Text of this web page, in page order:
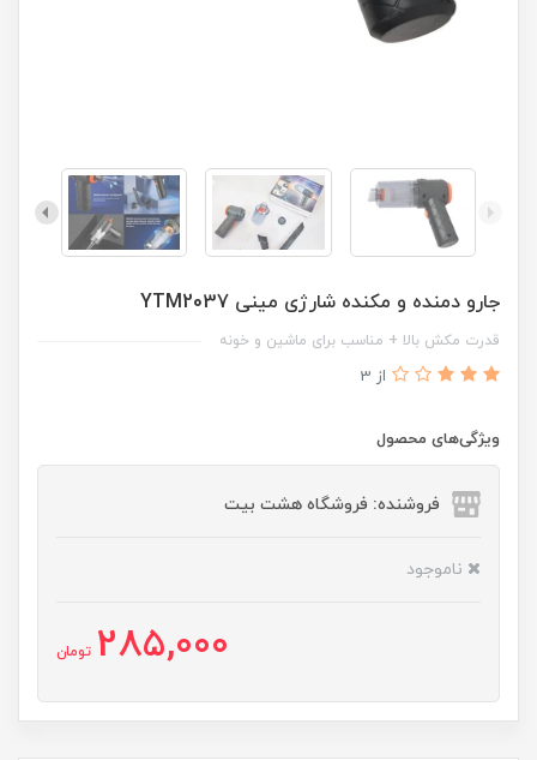
جارو دمنده و مکنده شارژی مینی YTM2037
قدرت مکش بالا + مناسب برای ماشین و خونه
از 3
ویژگی‌های محصول
فروشنده: فروشگاه هشت بیت
ناموجود
285,000 تومان